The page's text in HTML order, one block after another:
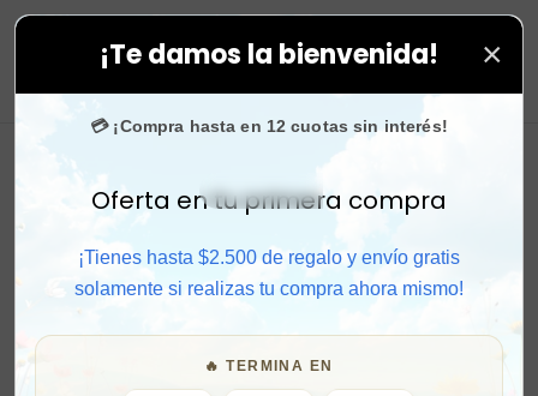
¡Te damos la bienvenida! ×
💳 ¡Compra hasta en 12 cuotas sin interés!
Activar sonido
Oferta en tu primera compra
¡Tienes hasta $2.500 de regalo y envío gratis
solamente si realizas tu compra ahora mismo!
🔥 TERMINA EN
compras. ⚡ Compra rápido y aprovecha. 💙